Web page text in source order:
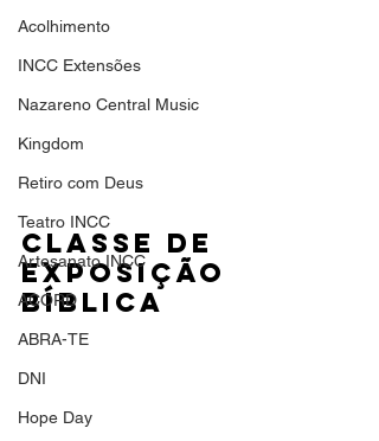
Acolhimento
INCC Extensões
Nazareno Central Music
Kingdom
Retiro com Deus
Teatro INCC
Artesanato INCC
ACORD
ABRA-TE
DNI
Hope Day
Classe De
Exposição
Bíblica